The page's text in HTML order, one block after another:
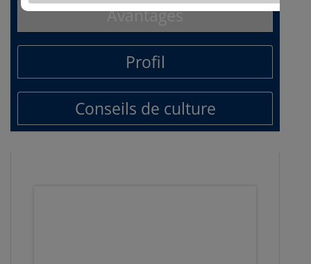
Avantages
Profil
Conseils de culture